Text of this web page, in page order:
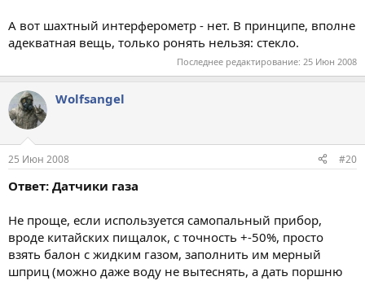
А вот шахтный интерферометр - нет. В принципе, вполне
адекватная вещь, только ронять нельзя: стекло.
Последнее редактирование: 25 Июн 2008
Wolfsangel
25 Июн 2008 #20
Ответ: Датчики газа
Не проще, если используется самопальный прибор,
вроде китайских пищалок, с точность +-50%, просто
взять балон с жидким газом, заполнить им мерный
шприц (можно даже воду не вытеснять, а дать поршню